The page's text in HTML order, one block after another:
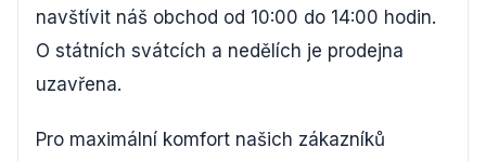
navštívit náš obchod od 10:00 do 14:00 hodin.
O státních svátcích a nedělích je prodejna
uzavřena.
Pro maximální komfort našich zákazníků